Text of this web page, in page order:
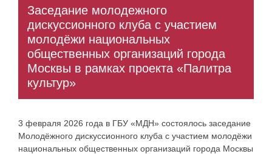
Заседание молодежного
дискуссионного клуба с участием
молодёжи национальных
общественных организаций города
Москвы в рамках проекта «Палитра
культур»
3 февраля 2026 года в ГБУ «МДН» состоялось заседание
Молодёжного дискуссионного клуба с участием молодёжи
национальных общественных организаций города Москвы